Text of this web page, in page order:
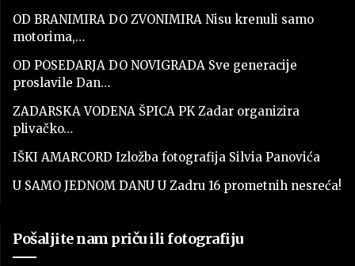
OD BRANIMIRA DO ZVONIMIRA Nisu krenuli samo
motorima,…
OD POSEDARJA DO NOVIGRADA Sve generacije
proslavile Dan…
ZADARSKA VODENA ŠPICA PK Zadar organizira
plivačko…
IŠKI AMARCORD Izložba fotografija Silvia Panovića
U SAMO JEDNOM DANU U Zadru 16 prometnih nesreća!
Pošaljite nam priču ili fotografiju